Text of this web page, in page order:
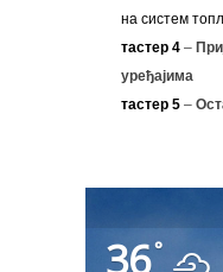
на систем
тастер 4 –
уређајима
тастер 5 –
36°